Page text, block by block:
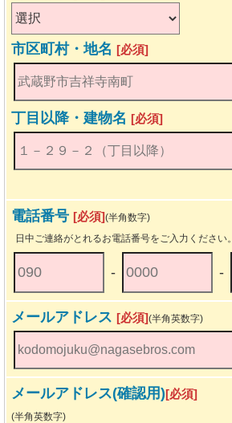
市区町村・地名 [必須]
丁目以降・建物名 [必須]
電話番号 [必須](半角数字)
日中ご連絡がとれるお電話番号をご入力ください。
- -
メールアドレス [必須](半角英数字)
メールアドレス(確認用)[必須]
(半角英数字)